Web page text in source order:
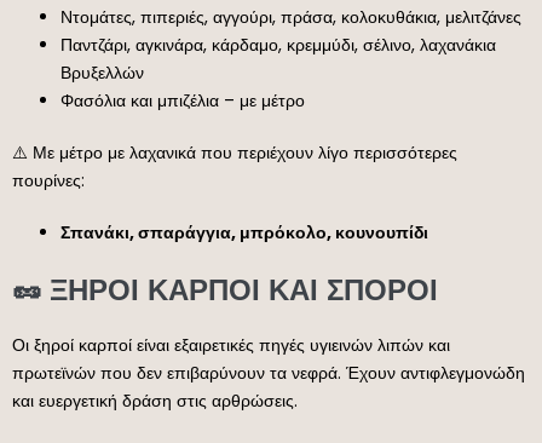
Ντομάτες, πιπεριές, αγγούρι, πράσα, κολοκυθάκια, μελιτζάνες
Παντζάρι, αγκινάρα, κάρδαμο, κρεμμύδι, σέλινο, λαχανάκια
Βρυξελλών
Φασόλια και μπιζέλια – με μέτρο
⚠️ Με μέτρο με λαχανικά που περιέχουν λίγο περισσότερες
πουρίνες:
Σπανάκι, σπαράγγια, μπρόκολο, κουνουπίδι
🥜 ΞΗΡΟΙ ΚΑΡΠΟΙ ΚΑΙ ΣΠΟΡΟΙ
Οι ξηροί καρποί είναι εξαιρετικές πηγές υγιεινών λιπών και
πρωτεϊνών που δεν επιβαρύνουν τα νεφρά. Έχουν αντιφλεγμονώδη
και ευεργετική δράση στις αρθρώσεις.